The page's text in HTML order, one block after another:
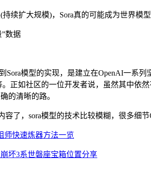
续扩大规模)，Sora真的可能成为世界
”数据
Sora模型的实现，是建立在OpenAI一系
。正如社区的一位开发者说，虽然其中
的清晰的路。
容了，sora模型的技术比较模糊，很多细
师快速炼器方法一览
坏3系世磐座宝箱位置分享